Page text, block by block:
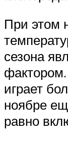
При этом
сезона
играет
ноябре
равно